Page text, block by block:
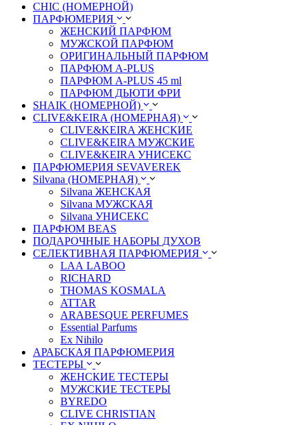
CHIC (НОМЕРНОЙ)
ПАРФЮМЕРИЯ
ЖЕНСКИЙ ПАРФЮМ
МУЖСКОЙ ПАРФЮМ
ОРИГИНАЛЬНЫЙ ПАРФЮМ
ПАРФЮМ A-PLUS
ПАРФЮМ A-PLUS 45 ml
ПАРФЮМ ДЬЮТИ ФРИ
SHAIK (НОМЕРНОЙ)
CLIVE&KEIRA (НОМЕРНАЯ)
CLIVE&KEIRA ЖЕНСКИЕ
CLIVE&KEIRA МУЖСКИЕ
CLIVE&KEIRA УНИСЕКС
ПАРФЮМЕРИЯ SEVAVEREK
Silvana (НОМЕРНАЯ)
Silvana ЖЕНСКАЯ
Silvana МУЖСКАЯ
Silvana УНИСЕКС
ПАРФЮМ BEAS
ПОДАРОЧНЫЕ НАБОРЫ ДУХОВ
СЕЛЕКТИВНАЯ ПАРФЮМЕРИЯ
LАА LABОО
RICHARD
THOMAS KOSMALA
ATTAR
ARABESQUE PERFUMES
Essential Parfums
Ex Nihilo
АРАБСКАЯ ПАРФЮМЕРИЯ
ТЕСТЕРЫ
ЖЕНСКИЕ ТЕСТЕРЫ
МУЖСКИЕ ТЕСТЕРЫ
BYREDO
CLIVE CHRISTIAN